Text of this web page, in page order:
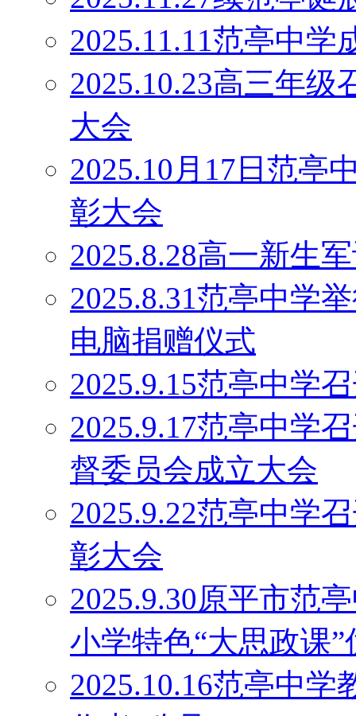
2025.11.11范亭中
2025.10.23高三年
大会
2025.10月17日范亭
彰大会
2025.8.28高一新生
2025.8.31范亭中学
电脑捐赠仪式
2025.9.15范亭中学
2025.9.17范亭中学
督委员会成立大会
2025.9.22范亭中学
彰大会
2025.9.30原平市范
小学特色“大思政课
2025.10.16范亭中